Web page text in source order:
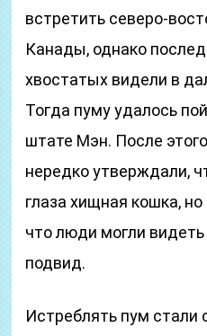
встретить северо-
Канады, однако
хвостатых видели в
Тогда пуму удалось
штате Мэн. После
нередко утверждали,
глаза хищная кошка,
что люди могли видеть
подвид.
Истреблять пум стали